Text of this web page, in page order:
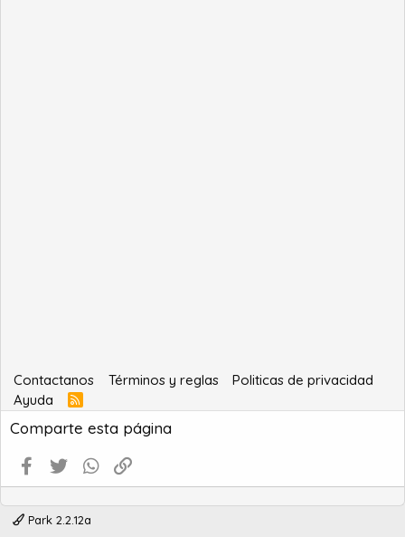
Contactanos Términos y reglas
Politicas de privacidad
Ayuda
R
S
S
Comparte esta página
Facebook
Twitter WhatsApp
Park 2.2.12a